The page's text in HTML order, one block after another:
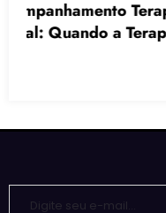
Como o
Ajuda Idosos
Digite seu e-mail…